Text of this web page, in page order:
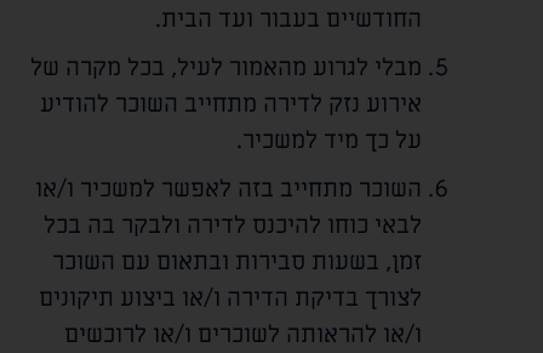
החודשיים בעבור ועד הבית.
מבלי לגרוע מהאמור לעיל, בכל מקרה של
אירוע נזק לדירה מתחייב השוכר להודיע
על כך מיד למשכיר.
השוכר מתחייב בזה לאפשר למשכיר ו/או
לבאי כוחו להיכנס לדירה ולבקר בה בכל
זמן, בשעות סבירות ובתאום עם השוכר
לצורך בדיקת הדירה ו/או ביצוע תיקונים
ו/או להראותה לשוכרים ו/או לרוכשים